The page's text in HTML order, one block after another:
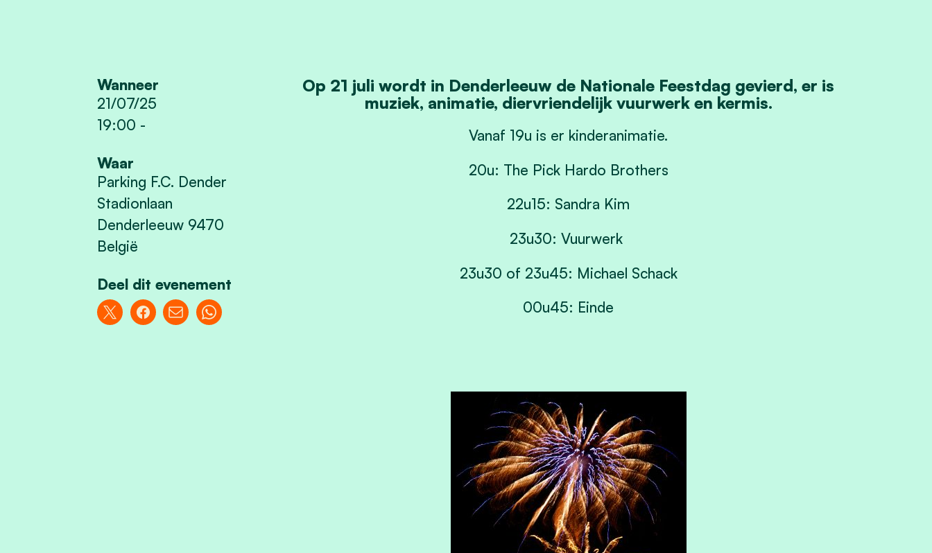
Wanneer
21/07/25
19:00 -
Waar
Parking F.C. Dender
Stadionlaan
Denderleeuw 9470
België
Deel dit evenement
Op 21 juli wordt in Denderleeuw de Nationale Feestdag gevierd, er is
muziek, animatie, diervriendelijk vuurwerk en kermis.
Vanaf 19u is er kinderanimatie.
20u: The Pick Hardo Brothers
22u15: Sandra Kim
23u30: Vuurwerk
23u30 of 23u45: Michael Schack
00u45: Einde